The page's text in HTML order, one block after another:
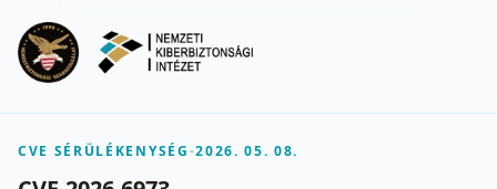
CVE SÉRÜLÉKENYSÉG-2026. 05. 08.